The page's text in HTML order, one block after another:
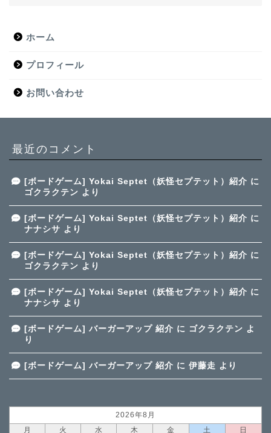
ホーム
プロフィール
お問い合わせ
最近のコメント
[ボードゲーム] Yokai Septet（妖怪セプテット）紹介 に
ゴクラクテン より
[ボードゲーム] Yokai Septet（妖怪セプテット）紹介 に
ナナシサ より
[ボードゲーム] Yokai Septet（妖怪セプテット）紹介 に
ゴクラクテン より
[ボードゲーム] Yokai Septet（妖怪セプテット）紹介 に
ナナシサ より
[ボードゲーム] バーガーアップ 紹介 に ゴクラクテン よ
り
[ボードゲーム] バーガーアップ 紹介 に 伊藤走 より
2026年8月
月
火 水 木 金 土 日